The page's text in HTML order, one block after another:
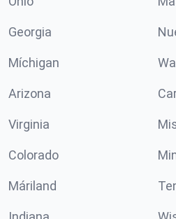
Georgia
Míchigan
Arizona
Virginia
Colorado
Máriland